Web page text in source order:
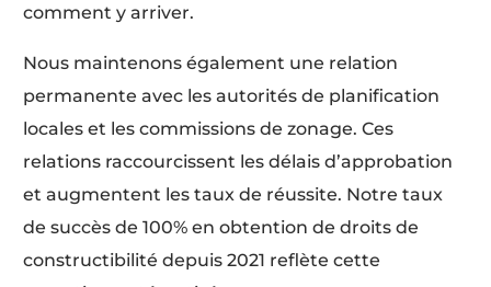
comment y arriver.
Nous maintenons également une relation
permanente avec les autorités de planification
locales et les commissions de zonage. Ces
relations raccourcissent les délais d’approbation
et augmentent les taux de réussite. Notre taux
de succès de 100% en obtention de droits de
constructibilité depuis 2021 reflète cette